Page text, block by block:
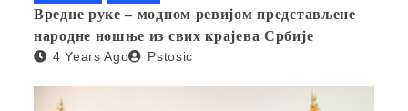
Вредне руке – модном ревијом представљене
народне ношње из свих крајева Србије
4 Years Ago Pstosic